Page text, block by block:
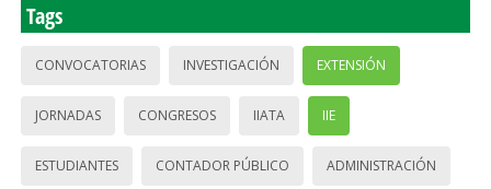
Tags
CONVOCATORIAS INVESTIGACIÓN EXTENSIÓN
JORNADAS CONGRESOS IIATA IIE
ESTUDIANTES CONTADOR PÚBLICO ADMINISTRACIÓN